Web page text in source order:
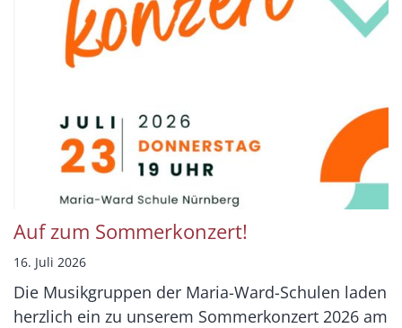
Auf zum Sommerkonzert!
16. Juli 2026
Die Musikgruppen der Maria-Ward-Schulen laden
herzlich ein zu unserem Sommerkonzert 2026 am